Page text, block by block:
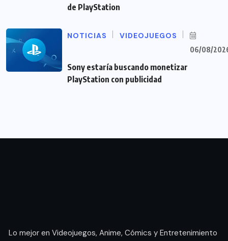
de PlayStation
NOTICIAS VIDEOJUEGOS
06/08/
Sony estaría buscando monetizar
PlayStation con publicidad
Lo mejor en Videojuegos, Anime, Cómics y Entretenimiento